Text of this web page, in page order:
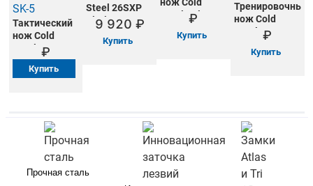
Тактический
нож Cold
Steel 49LRT
Recon Tanto
SK-5Купить
Steel 26SXP
Ti-Lite 6 Zy-Ex
Handle
Купить
Steel Delta
Купить
Тренировочный
нож Cold
Steel
Trench Knife
Купить
Прочная сталь